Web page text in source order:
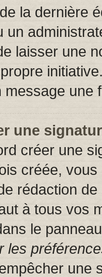
la dernière
un
laisser une
une
une
créer une
créée,
rédaction
à tous vos
le
les
une